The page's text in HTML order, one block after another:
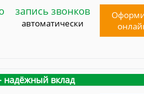
запись звонков
автоматически
надёжный вклад